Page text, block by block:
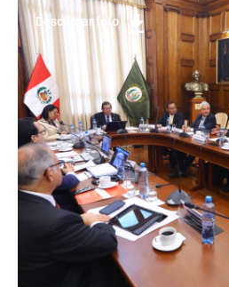
Descargar foto